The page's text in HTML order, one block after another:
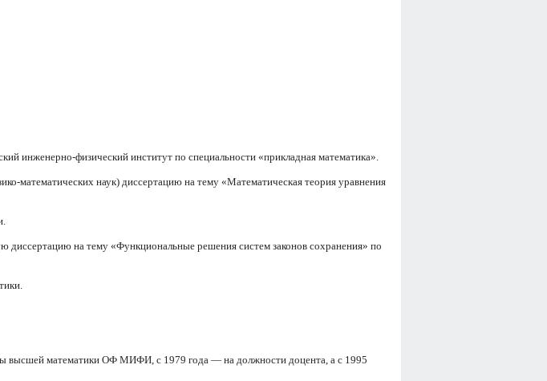
инженерно-физический институт по специальности «прикладная математика».
наук) диссертацию на тему «Математическая теория уравнения
диссертацию на тему «Функциональные решения систем законов сохранения» по
высшей математики ОФ МИФИ, с 1979 года — на должности доцента, а с 1995